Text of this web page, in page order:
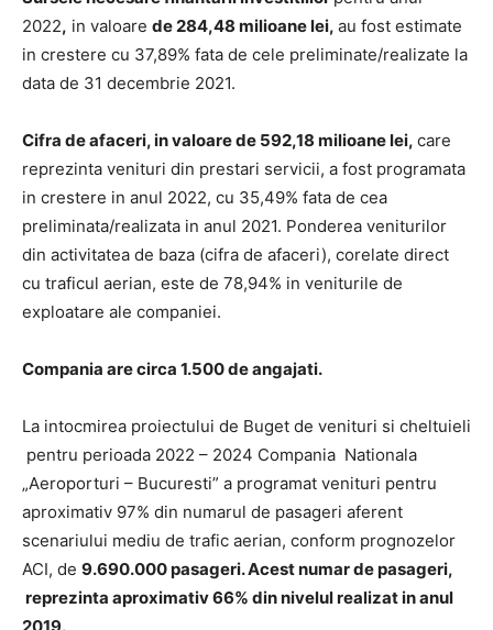
2022, in valoare de 284,48 milioane lei, au fost estimate
in crestere cu 37,89% fata de cele preliminate/realizate la
data de 31 decembrie 2021.
Cifra de afaceri, in valoare de 592,18 milioane lei, care
reprezinta venituri din prestari servicii, a fost programata
in crestere in anul 2022, cu 35,49% fata de cea
preliminata/realizata in anul 2021. Ponderea veniturilor
din activitatea de baza (cifra de afaceri), corelate direct
cu traficul aerian, este de 78,94% in veniturile de
exploatare ale companiei.
Compania are circa 1.500 de angajati.
La intocmirea proiectului de Buget de venituri si cheltuieli
pentru perioada 2022 – 2024 Compania Nationala
„Aeroporturi – Bucuresti” a programat venituri pentru
aproximativ 97% din numarul de pasageri aferent
scenariului mediu de trafic aerian, conform prognozelor
ACI, de 9.690.000 pasageri. Acest numar de pasageri,
reprezinta aproximativ 66% din nivelul realizat in anul